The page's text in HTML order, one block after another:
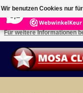
164
Kies uw taal: NL -- Wählen
Wir benutzen Cookies nur
Ist das
Für weitere Informationen